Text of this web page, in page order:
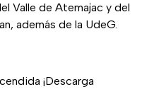
Valle de Atemajac y del
además de la UdeG.
¡Descarga